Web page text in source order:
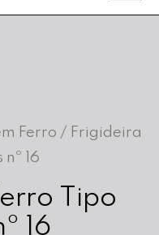
Ferro / Frigideira
16
Tipo
16